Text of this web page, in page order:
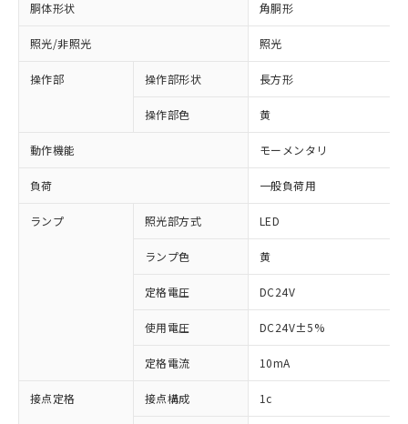
胴体形状 角胴形
照光/非照光 照光
操作部 操作部形状 長方形
操作部色 黄
動作機能 モーメンタリ
負荷 一般負荷用
ランプ 照光部方式 LED
ランプ色 黄
定格電圧 DC24V
使用電圧 DC24V±5%
定格電流 10mA
接点定格 接点構成 1c